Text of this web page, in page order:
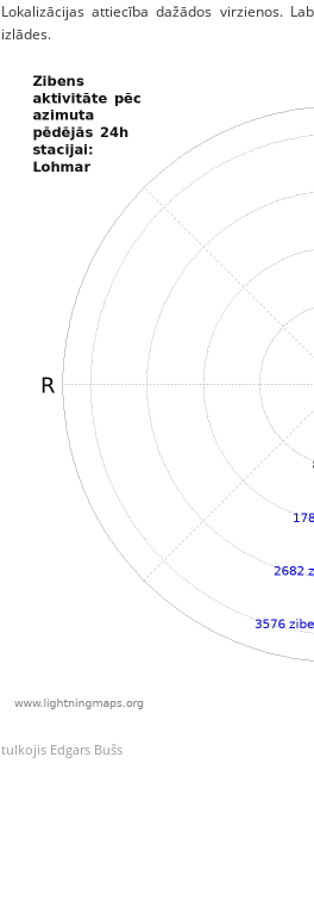
Lokalizācijas attiecība dažādos virzienos.
izlādes.
tulkojis Edgars Bušs